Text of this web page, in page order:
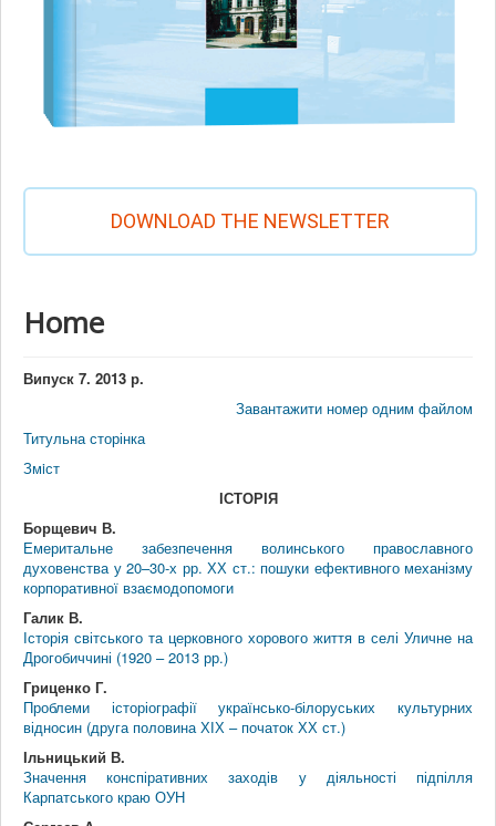
DOWNLOAD THE NEWSLETTER
Home
Випуск 7. 2013 р.
Завантажити номер одним файлом
Титульна сторінка
Змiст
ІСТОРІЯ
Борщевич В.
Емеритальне забезпечення волинського православного
духовенства у 20–30-х рр. ХХ ст.: пошуки ефективного механізму
корпоративної взаємодопомоги
Галик В.
Історія світського та церковного хорового життя в селі Уличне на
Дрогобиччині (1920 – 2013 рр.)
Гриценко Г.
Проблеми історіографії українсько-білоруських культурних
відносин (друга половина ХІХ – початок ХХ ст.)
Ільницький В.
Значення конспіративних заходів у діяльності підпілля
Карпатського краю ОУН